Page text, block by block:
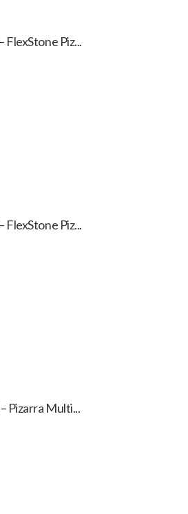
FlexStone Piz...
FlexStone Piz...
Pizarra Multi...